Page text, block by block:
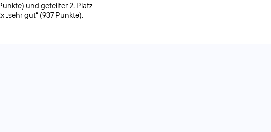
und geteilter 2. Platz
„sehr gut“ (937 Punkte).